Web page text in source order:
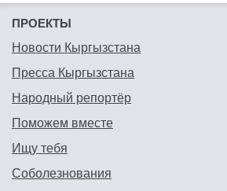
ПРОЕКТЫ
Новости Кыргызстана
Пресса Кыргызстана
Народный репортёр
Поможем вместе
Ищу тебя
Соболезнования